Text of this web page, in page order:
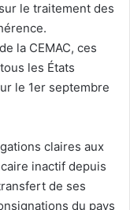
le traitement des
la CEMAC, ces
les États
le 1er septembre
claires aux
inactif depuis
de ses
du pays